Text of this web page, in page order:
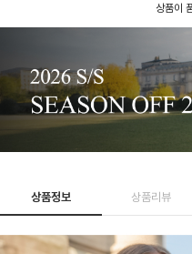
상품이
상품정보 상품리뷰